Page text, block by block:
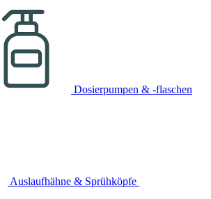
Dosierpumpen & -flaschen
Auslaufhähne & Sprühköpfe